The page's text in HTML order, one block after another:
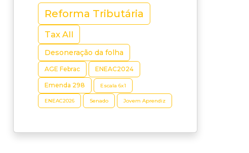
Reforma Tributária
Tax All
Desoneração da folha
AGE Febrac ENEAC2024
Emenda 298 Escala 6x1
ENEAC2026 Senado Jovem Aprendiz